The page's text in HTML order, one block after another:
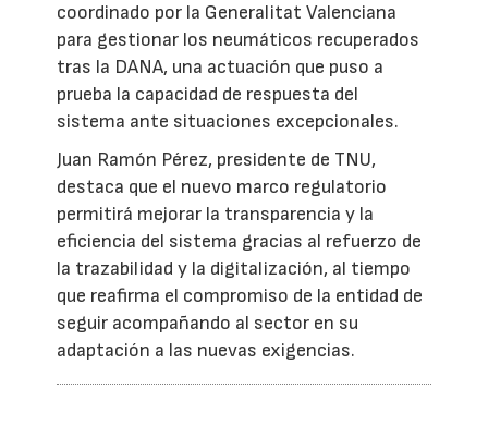
coordinado por la Generalitat Valenciana
para gestionar los neumáticos recuperados
tras la DANA, una actuación que puso a
prueba la capacidad de respuesta del
sistema ante situaciones excepcionales.
Juan Ramón Pérez, presidente de TNU,
destaca que el nuevo marco regulatorio
permitirá mejorar la transparencia y la
eficiencia del sistema gracias al refuerzo de
la trazabilidad y la digitalización, al tiempo
que reafirma el compromiso de la entidad de
seguir acompañando al sector en su
adaptación a las nuevas exigencias.